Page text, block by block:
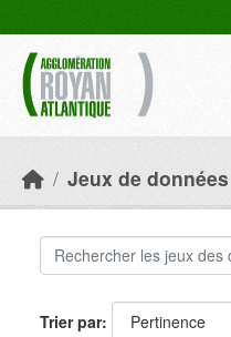
Jeux de données
Trier par